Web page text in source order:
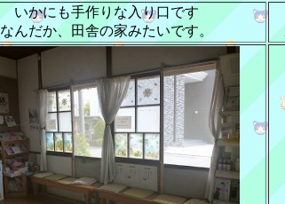
いかにも手作りな入り口です
なんだか、田舎の家みたいです。